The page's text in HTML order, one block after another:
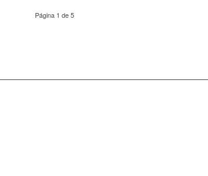
Página 1 de 5